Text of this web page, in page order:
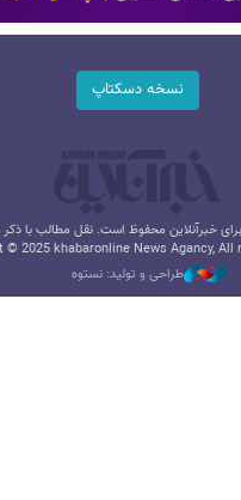
نسخه دسکتاپ
خبرآنلاین محفوظ است. نقل مطالب با ذکر
© 2025 khabaronline News Agancy, All
طراحی و تولید: نستوه